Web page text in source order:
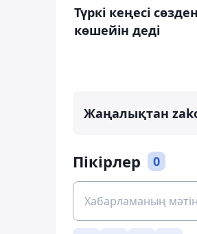
Түркі кеңесі
көшейін деді
Жаңалықтан
Пікірлер 0